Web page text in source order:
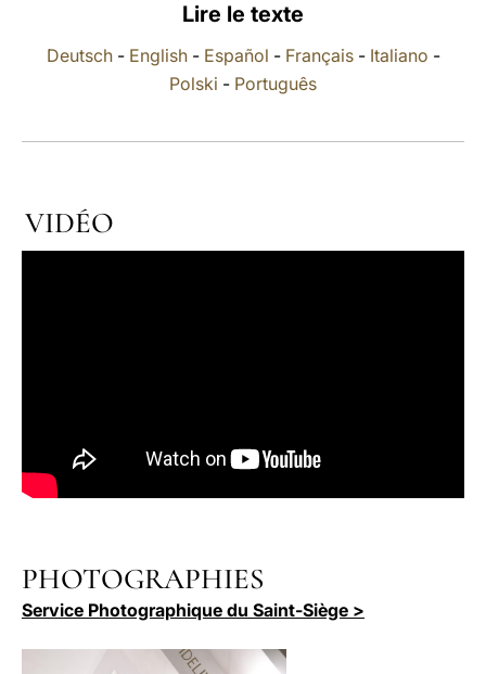
Lire le texte
Deutsch- English- Español - Français- Italiano -
Polski - Português
VIDÉO
PHOTOGRAPHIES
Service Photographique du Saint-Siège >